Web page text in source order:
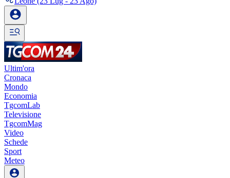
Ultim'ora
Cronaca
Mondo
Economia
TgcomLab
Televisione
TgcomMag
Video
Schede
Sport
Meteo